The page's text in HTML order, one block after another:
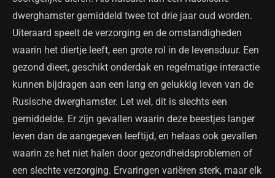
dwerghamster gemiddeld twee tot drie jaar oud worden.
Uiteraard speelt de verzorging en de omstandigheden
waarin het diertje leeft, een grote rol in de levensduur. Een
gezond dieet, geschikt onderdak en regelmatige interactie
kunnen bijdragen aan een lang en gelukkig leven van de
Rusische dwerghamster. Let wel, dit is slechts een
gemiddelde. Er zijn gevallen waarin deze beestjes langer
leven dan de aangegeven leeftijd, en helaas ook gevallen
waarin ze het niet halen door gezondheidsproblemen of
een slechte verzorging. Ervaringen variëren sterk, maar elk